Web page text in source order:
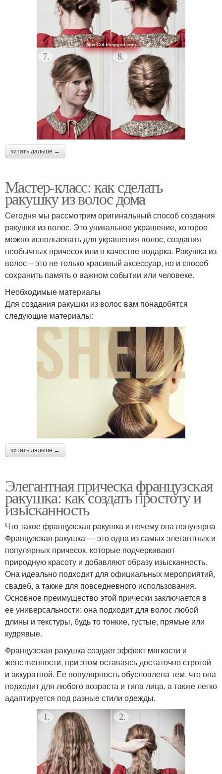
читать дальше →
Мастер-класс: как сделать
ракушку из волос дома
Сегодня мы рассмотрим оригинальный способ создания
ракушки из волос. Это уникальное украшение, которое
можно использовать для украшения волос, создания
необычных причесок или в качестве подарка. Ракушка из
волос – это не только красивый аксессуар, но и способ
сохранить память о важном событии или человеке.
Необходимые материалы
Для создания ракушки из волос вам понадобятся
следующие материалы:
читать дальше →
Элегантная прическа французская
ракушка: как создать простоту и
изысканность
Что такое французская ракушка и почему она популярна
Французская ракушка — это одна из самых элегантных и
популярных причесок, которые подчеркивают
природную красоту и добавляют образу изысканность.
Она идеально подходит для официальных мероприятий,
свадеб, а также для повседневного использования.
Основное преимущество этой прически заключается в
ее универсальности: она подходит для волос любой
длины и текстуры, будь то тонкие, густые, прямые или
кудрявые.
Французская ракушка создает эффект мягкости и
женственности, при этом оставаясь достаточно строгой
и аккуратной. Ее популярность обусловлена тем, что она
подходит для любого возраста и типа лица, а также легко
адаптируется под разные стили одежды.